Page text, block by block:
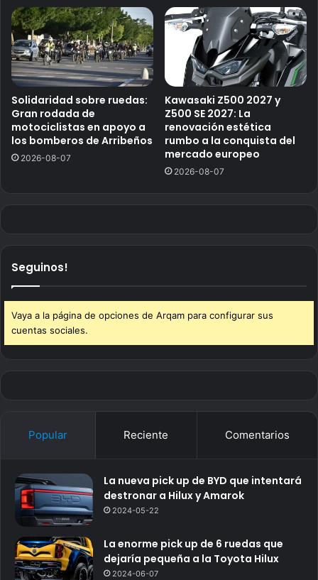
Solidaridad sobre ruedas:
Gran rodada de
motociclistas en apoyo a
los bomberos de Arribeños
2026-08-07
Kawasaki Z500 2027 y
Z500 SE 2027: La
renovación estética
rumbo a la conquista del
mercado europeo
2026-08-07
Seguinos!
Vaya a la página de opciones de Arqam para configurar sus
cuentas sociales.
Popular Reciente Comentarios
La nueva pick up de BYD que intentará
destronar a Hilux y Amarok
2024-05-22
La enorme pick up de 6 ruedas que
dejaría pequeña a la Toyota Hilux
2024-06-07